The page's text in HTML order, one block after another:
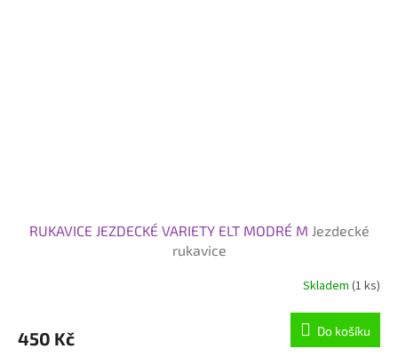
RUKAVICE JEZDECKÉ VARIETY ELT MODRÉ M Jezdecké
rukavice
je
Skladem(1 ks)
450 Kč Do košíku